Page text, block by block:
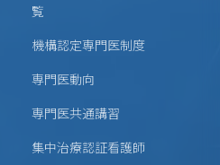
覧
機構認定専門医制度
専門医動向
専門医共通講習
集中治療認証看護師